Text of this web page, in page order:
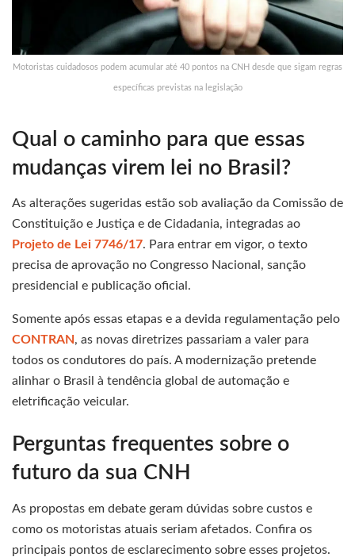
Motoristas cuidadosos podem acumular até 40 pontos na CNH desde que sigam regras
específicas previstas na legislação
Qual o caminho para que essas
mudanças virem lei no Brasil?
As alterações sugeridas estão sob avaliação da Comissão de
Constituição e Justiça e de Cidadania, integradas ao
Projeto de Lei 7746/17. Para entrar em vigor, o texto
precisa de aprovação no Congresso Nacional, sanção
presidencial e publicação oficial.
Somente após essas etapas e a devida regulamentação pelo
CONTRAN, as novas diretrizes passariam a valer para
todos os condutores do país. A modernização pretende
alinhar o Brasil à tendência global de automação e
eletrificação veicular.
Perguntas frequentes sobre o
futuro da sua CNH
As propostas em debate geram dúvidas sobre custos e
como os motoristas atuais seriam afetados. Confira os
principais pontos de esclarecimento sobre esses projetos.